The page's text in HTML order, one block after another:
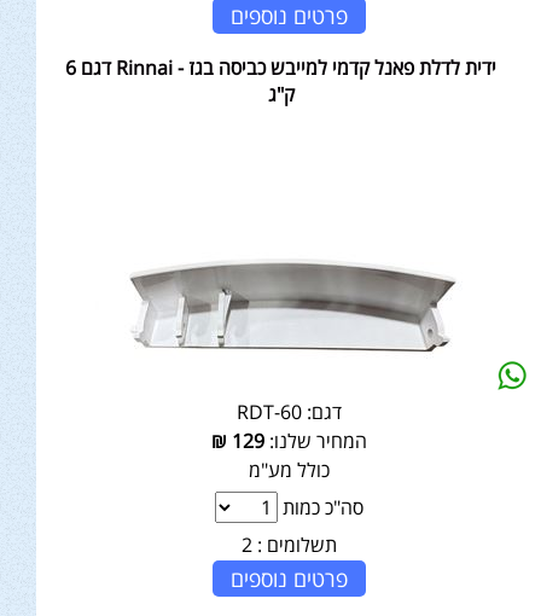
פרטים נוספים
ידית לדלת פאנל קדמי למייבש כביסה בגז - Rinnai דגם 6
ק"ג
דגם: RDT-60
המחיר שלנו:129
₪
כולל מע"מ
סה"כ כמות
תשלומים : 2
פרטים נוספים